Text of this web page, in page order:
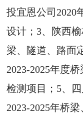
投宜恩公司2020
设计；3、陕西
梁、隧道、路面
2023-2025年度
检测项目；5、
2023-2025年桥